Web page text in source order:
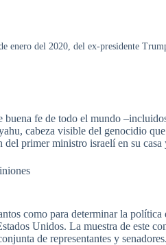
enero del 2020, del ex-presidente
buena fe de todo el mundo
cabeza visible del genocidio
primer ministro israelí en su casa
como para determinar la
Unidos. La muestra de este
de representantes y senadores.